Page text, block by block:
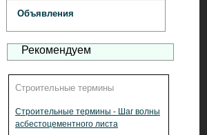
Объявления
Рекомендуем
Строительные термины
Строительные термины - Шаг волны
асбестоцементного листа